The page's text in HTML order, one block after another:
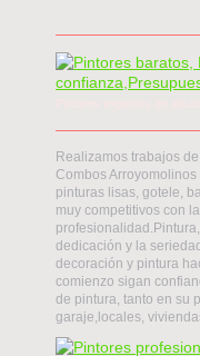
Realizamos trabajos
Combos
pinturas lisas, gotele,
muy competitivos con
dedicación y la
decoración y pintura
comienzo sigan
de pintura, tanto en su
garaje,locales,